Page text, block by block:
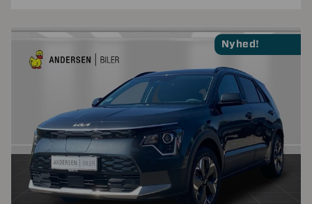
Nyhed!